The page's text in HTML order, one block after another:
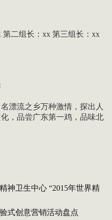
二组长：xx 第三组长：xx
流之乡万种激情，探出人
，品尝广东第一鸡，品味北
神卫生中心 “2015年世界精
式创意营销活动盘点